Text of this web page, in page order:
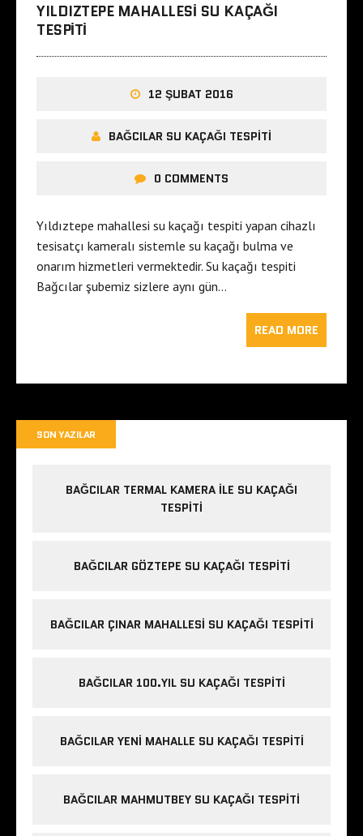
YILDIZTEPE MAHALLESI SU KAÇAĞI
TESPITI
12 ŞUBAT 2016
BAĞCILAR SU KAÇAĞI TESPITI
0 COMMENTS
Yıldıztepe mahallesi su kaçağı tespiti yapan cihazlı
tesisatçı kameralı sistemle su kaçağı bulma ve
onarım hizmetleri vermektedir. Su kaçağı tespiti
Bağcılar şubemiz sizlere aynı gün…
READ MORE
SON YAZILAR
BAĞCILAR TERMAL KAMERA ILE SU KAÇAĞI
TESPITI
BAĞCILAR GÖZTEPE SU KAÇAĞI TESPITI
BAĞCILAR ÇINAR MAHALLESI SU KAÇAĞI TESPITI
BAĞCILAR 100.YIL SU KAÇAĞI TESPITI
BAĞCILAR YENI MAHALLE SU KAÇAĞI TESPITI
BAĞCILAR MAHMUTBEY SU KAÇAĞI TESPITI